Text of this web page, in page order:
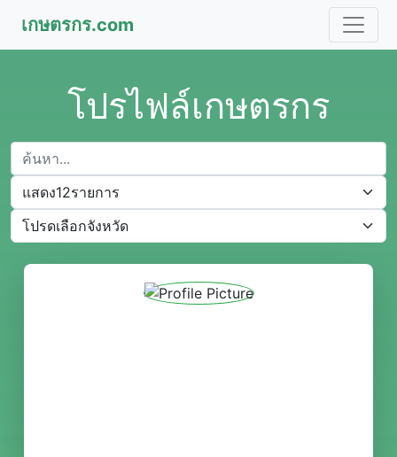
เกษตรกร.com
โปรไฟล์เกษตรกร